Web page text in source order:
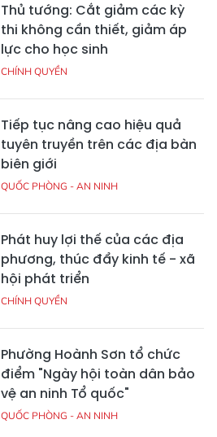
Thủ tướng: Cắt giảm các kỳ
thi không cần thiết, giảm áp
lực cho học sinh
CHÍNH QUYỀN
Tiếp tục nâng cao hiệu quả
tuyên truyền trên các địa bàn
biên giới
QUỐC PHÒNG - AN NINH
Phát huy lợi thế của các địa
phương, thúc đẩy kinh tế - xã
hội phát triển
CHÍNH QUYỀN
Phường Hoành Sơn tổ chức
điểm "Ngày hội toàn dân bảo
vệ an ninh Tổ quốc"
QUỐC PHÒNG - AN NINH